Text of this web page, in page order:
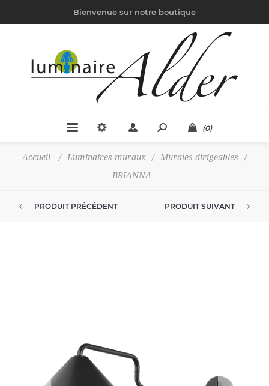
Bienvenue sur notre boutique
(0)
Accueil / Luminaires muraux / Murales dirigeables
/
BRIANNA
PRODUIT PRÉCÉDENT PRODUIT SUIVANT